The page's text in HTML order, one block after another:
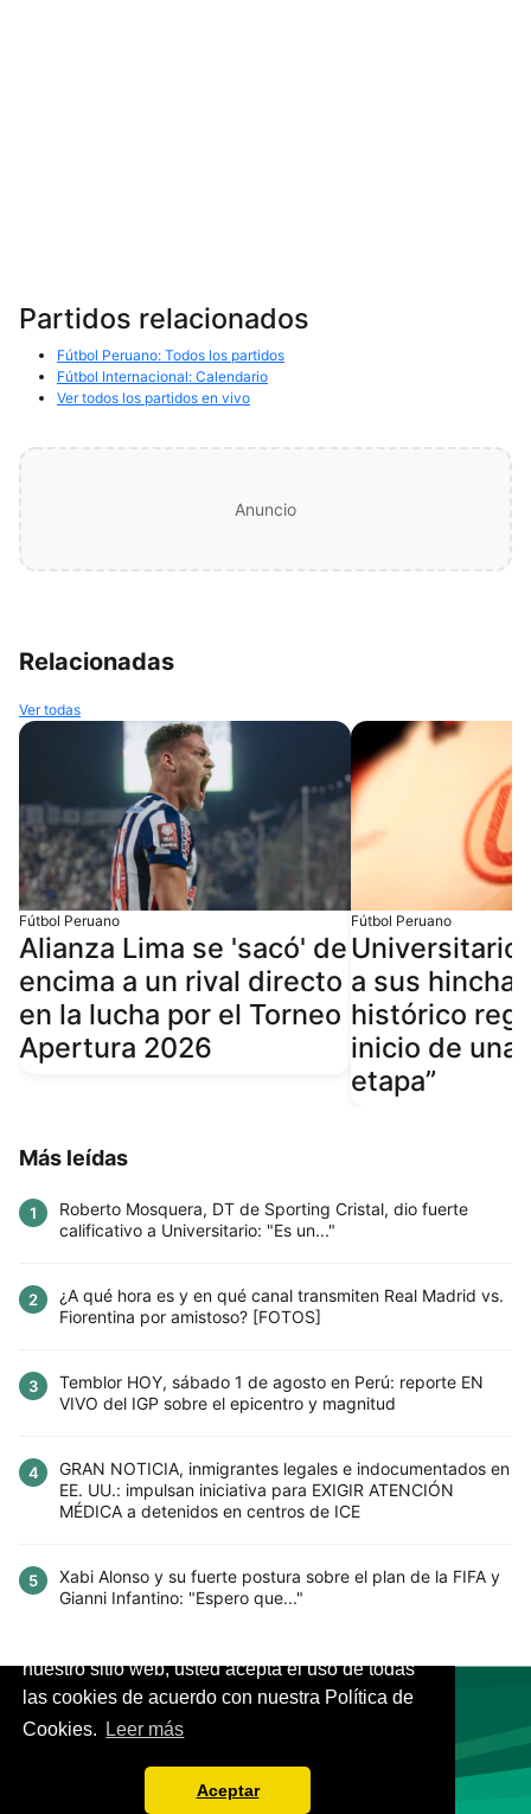
Este sitio utiliza cookies para mejorar la
nuestro sitio web, usted acepta el uso de todas
las cookies de acuerdo con nuestra Política de
Cookies.
Leer más
Aceptar
Partidos relacionados
Fútbol Peruano: Todos los partidos
Fútbol Internacional: Calendario
Ver todos los partidos en vivo
Anuncio
Relacionadas
Ver todas
Fútbol Peruano
Alianza Lima se 'sacó' de
encima a un rival directo
en la lucha por el Torneo
Apertura 2026
Fútbol Peruano
Universitario
a sus
histórico
inicio de una
etapa”
Más leídas
1
Roberto Mosquera, DT de Sporting Cristal, dio fuerte
calificativo a Universitario: "Es un..."
2
¿A qué hora es y en qué canal transmiten Real Madrid vs.
Fiorentina por amistoso? [FOTOS]
3
Temblor HOY, sábado 1 de agosto en Perú: reporte EN
VIVO del IGP sobre el epicentro y magnitud
4
GRAN NOTICIA, inmigrantes legales e indocumentados en
EE. UU.: impulsan iniciativa para EXIGIR ATENCIÓN
MÉDICA a detenidos en centros de ICE
5
Xabi Alonso y su fuerte postura sobre el plan de la FIFA y
Gianni Infantino: "Espero que..."